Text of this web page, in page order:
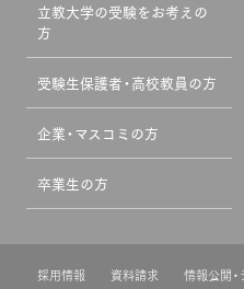
立教大学の受験をお考えの
方
受験生保護者・高校教員の方
企業・マスコミの方
卒業生の方
採用情報 資料請求 情報公開・